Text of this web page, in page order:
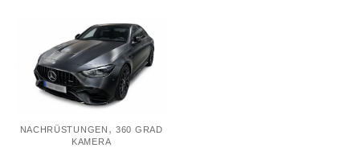
NACHRÜSTUNGEN ,360 GRAD
KAMERA